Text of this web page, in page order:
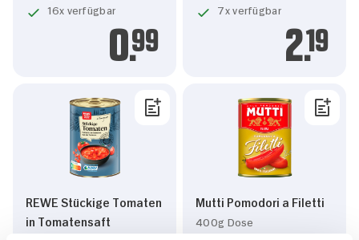
16x verfügbar
0.99
7x verfügbar
2.19
REWE Stückige Tomaten
in Tomatensaft
Mutti Pomodori a Filetti
400g Dose